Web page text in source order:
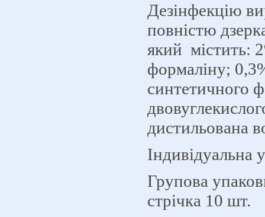
Дезінфекцію
повністю
який містить:
формаліну;
синтетичного
дистильована
Індивідуальна
Групова
стрічка 10 шт.